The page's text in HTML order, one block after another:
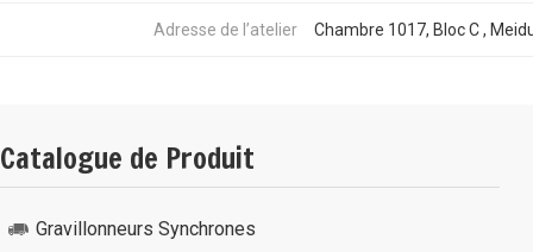
Adresse de l’atelier Chambre 1017, Bloc C ,
Catalogue de Produit
Gravillonneurs Synchrones